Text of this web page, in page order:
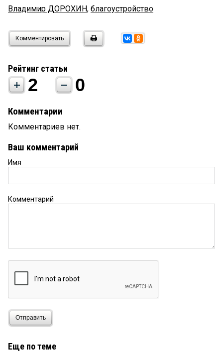
Владимир ДОРОХИН, благоустройство
Комментировать
Рейтинг статьи
2 0
Комментарии
Комментариев нет.
Ваш комментарий
Имя
Комментарий
Отправить
Еще по теме